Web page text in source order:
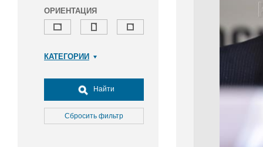
ОРИЕНТАЦИЯ
КАТЕГОРИИ
Досуг, туризм и отдых
Культура
Медицина
Найти
Сбросить фильтр